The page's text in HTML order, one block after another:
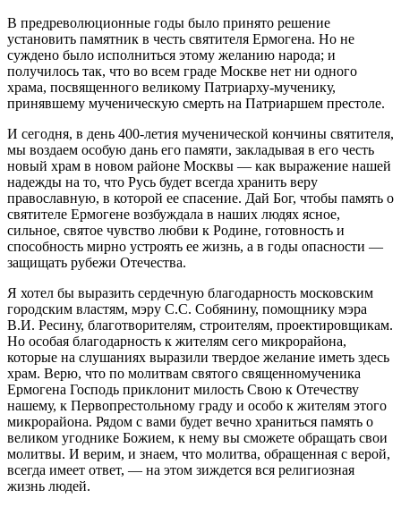
В предреволюционные годы было принято решение
установить памятник в честь святителя Ермогена. Но не
суждено было исполниться этому желанию народа; и
получилось так, что во всем граде Москве нет ни одного
храма, посвященного великому Патриарху-мученику,
принявшему мученическую смерть на Патриаршем престоле.
И сегодня, в день 400-летия мученической кончины святителя,
мы воздаем особую дань его памяти, закладывая в его честь
новый храм в новом районе Москвы — как выражение нашей
надежды на то, что Русь будет всегда хранить веру
православную, в которой ее спасение. Дай Бог, чтобы память о
святителе Ермогене возбуждала в наших людях ясное,
сильное, святое чувство любви к Родине, готовность и
способность мирно устроять ее жизнь, а в годы опасности —
защищать рубежи Отечества.
Я хотел бы выразить сердечную благодарность московским
городским властям, мэру С.С. Собянину, помощнику мэра
В.И. Ресину, благотворителям, строителям, проектировщикам.
Но особая благодарность к жителям сего микрорайона,
которые на слушаниях выразили твердое желание иметь здесь
храм. Верю, что по молитвам святого священномученика
Ермогена Господь приклонит милость Свою к Отечеству
нашему, к Первопрестольному граду и особо к жителям этого
микрорайона. Рядом с вами будет вечно храниться память о
великом угоднике Божием, к нему вы сможете обращать свои
молитвы. И верим, и знаем, что молитва, обращенная с верой,
всегда имеет ответ, — на этом зиждется вся религиозная
жизнь людей.